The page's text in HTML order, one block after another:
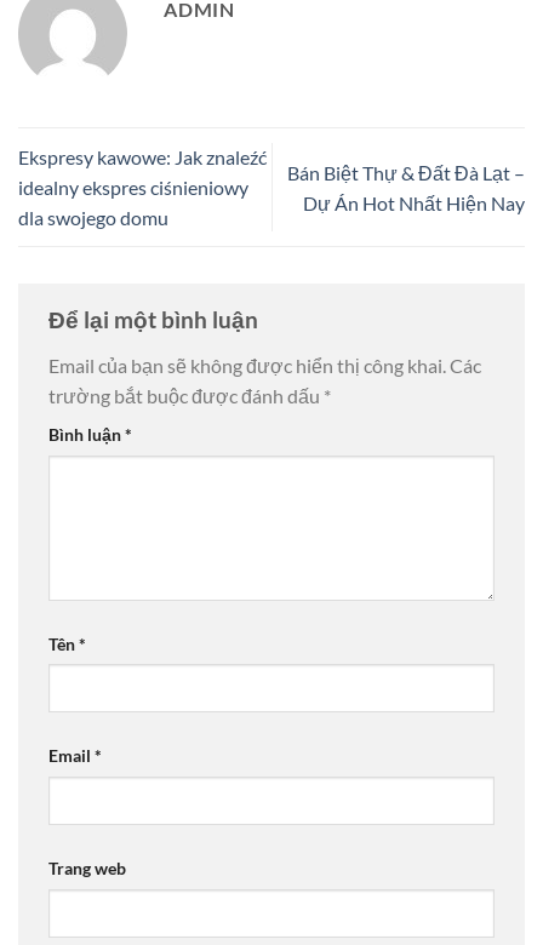
ADMIN
Ekspresy kawowe: Jak znaleźć
idealny ekspres ciśnieniowy
dla swojego domu
Bán Biệt Thự & Đất Đà Lạt –
Dự Án Hot Nhất Hiện Nay
Để lại một bình luận
Email của bạn sẽ không được hiển thị công khai. Các
trường bắt buộc được đánh dấu *
Bình luận*
Tên*
Email *
Trang web